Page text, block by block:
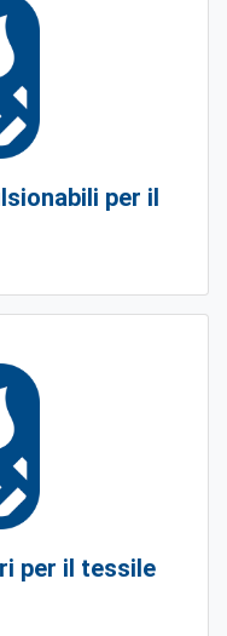
per il
per il tessile